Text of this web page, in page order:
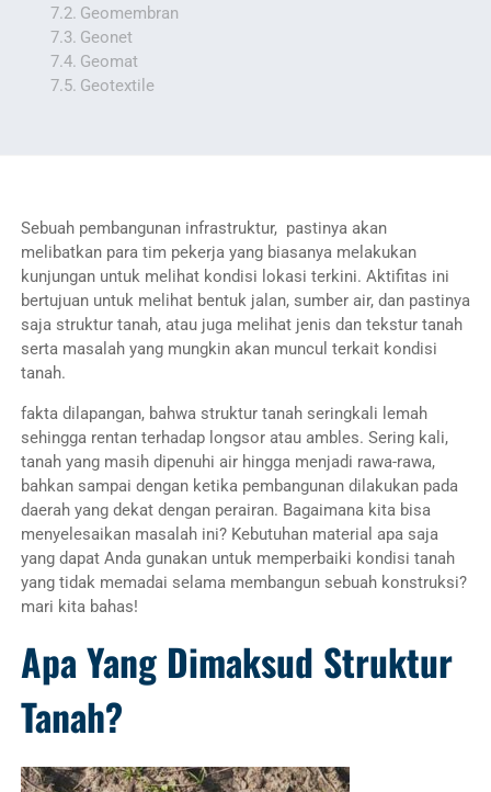
Geomembran
Geonet
Geomat
Geotextile
Sebuah pembangunan infrastruktur, pastinya akan
melibatkan para tim pekerja yang biasanya melakukan
kunjungan untuk melihat kondisi lokasi terkini. Aktifitas ini
bertujuan untuk melihat bentuk jalan, sumber air, dan pastinya
saja struktur tanah, atau juga melihat jenis dan tekstur tanah
serta masalah yang mungkin akan muncul terkait kondisi
tanah.
fakta dilapangan, bahwa struktur tanah seringkali lemah
sehingga rentan terhadap longsor atau ambles. Sering kali,
tanah yang masih dipenuhi air hingga menjadi rawa-rawa,
bahkan sampai dengan ketika pembangunan dilakukan pada
daerah yang dekat dengan perairan. Bagaimana kita bisa
menyelesaikan masalah ini? Kebutuhan material apa saja
yang dapat Anda gunakan untuk memperbaiki kondisi tanah
yang tidak memadai selama membangun sebuah konstruksi?
mari kita bahas!
Apa Yang Dimaksud Struktur
Tanah?